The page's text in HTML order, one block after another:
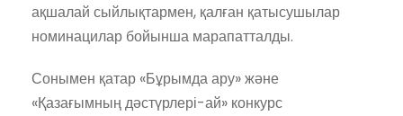
ақшалай сыйлықтармен, қалған қатысушылар
номинацилар бойынша марапатталды.
Сонымен қатар «Бұрымда ару» және
«Қазағымның дәстүрлері-ай» конкурс